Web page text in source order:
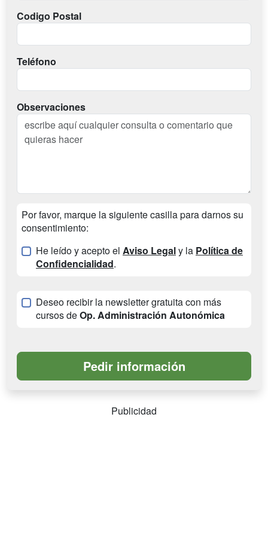
Codigo Postal
Teléfono
Observaciones
Por favor, marque la siguiente casilla para darnos su
consentimiento:
He leído y acepto el Aviso Legaly la Política de
Confidencialidad.
Deseo recibir la newsletter gratuita con más
cursos deOp. Administración Autonómica
Publicidad